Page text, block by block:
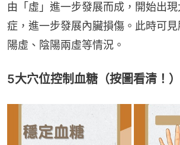
由「虛」進一步發展而成，開始出
症，進一步發展內臟損傷。此時可
陽虛、陰陽兩虛等情況。
5大穴位控制血糖（按圖看清！）